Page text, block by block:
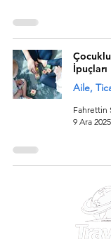
İpuçları
Aile,
Fahrettin
9 Ara 2025